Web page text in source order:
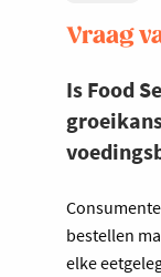
Vraag
Is Food
bestellen
elke